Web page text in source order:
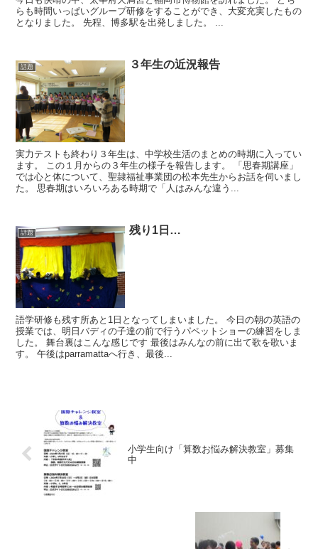
らも時間いっぱいグループ研修をすることができ、大変充実したもの
となりました。 先程、博多駅を出発しました。 ...
話題 ３年生の近況報告
実力テストも終わり３年生は、中学校生活のまとめの時期に入ってい
ます。 この１月からの３年生の様子を報告します。 「思春期講座」
では心と体について、聖隷福祉事業団の松本先生からお話を伺いまし
た。 思春期はいろいろある時期で「人はみんな違う...
話題 残り1日…
語学研修も残す所あと1日となってしまいました。 今日の朝の英語の
授業では、明日バディの子達の前で行うパペットショーの練習をしま
した。 舞台裏はこんな感じです 最後はみんなの前に出て歌を歌いま
す。 午後はparramattaへ行き、最後...
小学生向け「算数お悩み解決教室」募集
中